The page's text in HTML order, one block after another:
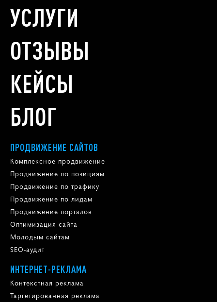
УСЛУГИ
ОТЗЫВЫ
КЕЙСЫ
БЛОГ
ПРОДВИЖЕНИЕ САЙТОВ
Комплексное продвижение
Продвижение по позициям
Продвижение по трафику
Продвижение по лидам
Продвижение порталов
Оптимизация сайта
Молодым сайтам
SEO-аудит
ИНТЕРНЕТ-РЕКЛАМА
Контекстная реклама
Таргетированная реклама